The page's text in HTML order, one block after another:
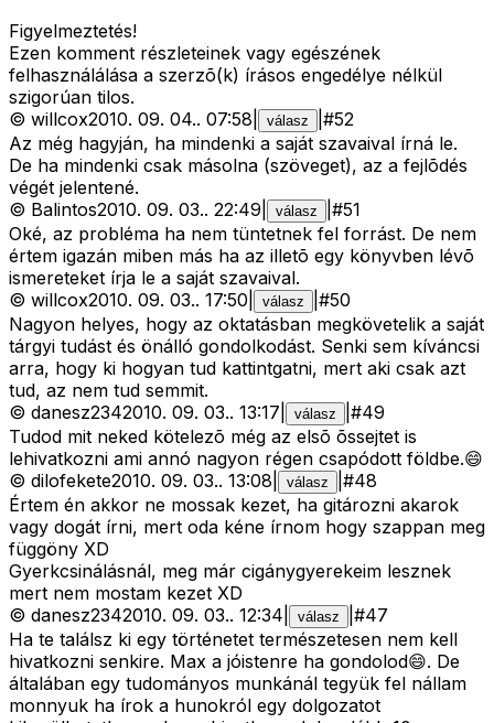
Figyelmeztetés!
Ezen komment részleteinek vagy egészének
felhasználálása a szerzõ(k) írásos engedélye nélkül
szigorúan tilos.
© willcox2010. 09. 04.. 07:58 válasz #52
Az még hagyján, ha mindenki a saját szavaival írná le.
De ha mindenki csak másolna (szöveget), az a fejlõdés
végét jelentené.
© Balintos2010. 09. 03.. 22:49 válasz #51
Oké, az probléma ha nem tüntetnek fel forrást. De nem
értem igazán miben más ha az illetõ egy könyvben lévõ
ismereteket írja le a saját szavaival.
© willcox2010. 09. 03.. 17:50 válasz #50
Nagyon helyes, hogy az oktatásban megkövetelik a saját
tárgyi tudást és önálló gondolkodást. Senki sem kíváncsi
arra, hogy ki hogyan tud kattintgatni, mert aki csak azt
tud, az nem tud semmit.
© danesz2342010. 09. 03.. 13:17 válasz #49
Tudod mit neked kötelezõ még az elsõ õssejtet is
lehivatkozni ami annó nagyon régen csapódott földbe.😄
© dilofekete2010. 09. 03.. 13:08 válasz #48
Értem én akkor ne mossak kezet, ha gitározni akarok
vagy dogát írni, mert oda kéne írnom hogy szappan meg
függöny XD
Gyerkcsinálásnál, meg már cigánygyerekeim lesznek
mert nem mostam kezet XD
© danesz2342010. 09. 03.. 12:34 válasz #47
Ha te találsz ki egy történetet természetesen nem kell
hivatkozni senkire. Max a jóistenre ha gondolod😄. De
általában egy tudományos munkánál tegyük fel nállam
monnyuk ha írok a hunokról egy dolgozatot